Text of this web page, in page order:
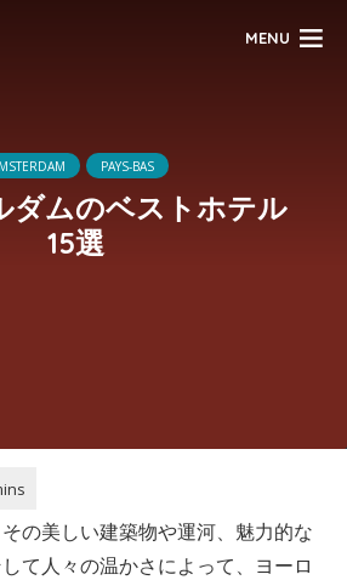
MENU
PAYS-BAS
ダムのベストホテル
15選
の美しい建築物や運河、魅力的な
て人々の温かさによって、ヨーロ